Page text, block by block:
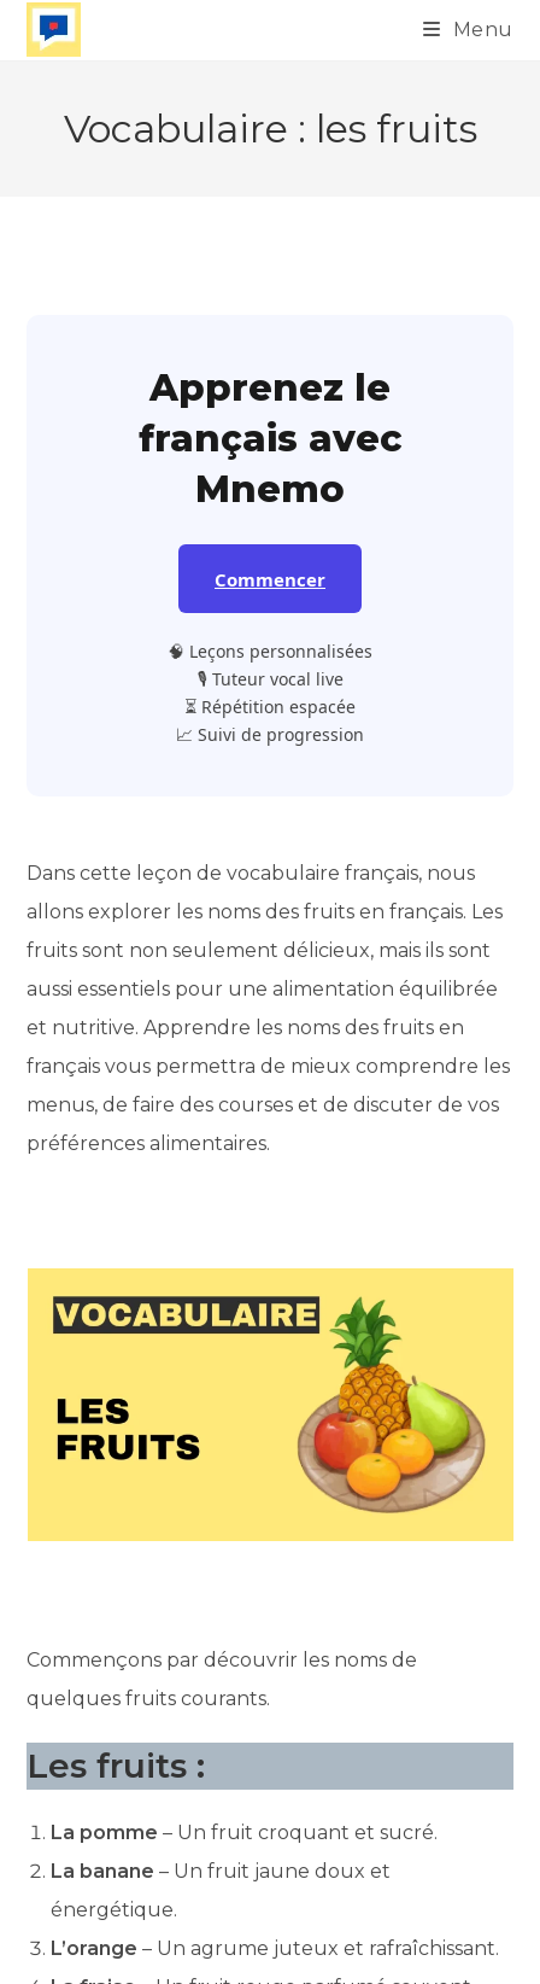
Skip
Menu
Vocabulaire : les fruits
Apprenez le
français avec
Mnemo
Commencer
🧠 Leçons personnalisées
🎙️ Tuteur vocal live
⏳ Répétition espacée
📈 Suivi de progression
Dans cette leçon de vocabulaire français, nous
allons explorer les noms des fruits en français. Les
fruits sont non seulement délicieux, mais ils sont
aussi essentiels pour une alimentation équilibrée
et nutritive. Apprendre les noms des fruits en
français vous permettra de mieux comprendre les
menus, de faire des courses et de discuter de vos
préférences alimentaires.
Commençons par découvrir les noms de
quelques fruits courants.
Les fruits :
La pomme – Un fruit croquant et sucré.
La banane – Un fruit jaune doux et
énergétique.
L’orange – Un agrume juteux et rafraîchissant.